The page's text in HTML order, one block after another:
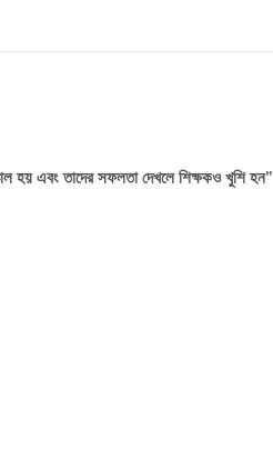
হয় এবং তাদের সফলতা দেখলে শিক্ষকও খুশি হন’’